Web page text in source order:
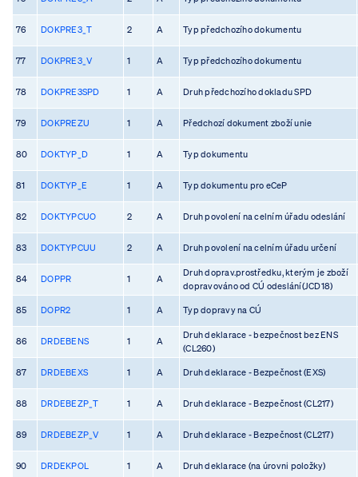
76 DOKPRE3_T 2 A Typ předchozího dokumentu
77 DOKPRE3_V 1 A Typ předchozího dokumentu
78 DOKPRE3SPD 1 A Druh předchozího dokladu SPD
79 DOKPREZU 1 A Předchozí dokument zboží unie
80 DOKTYP_D 1 A Typ dokumentu
81 DOKTYP_E 1 A Typ dokumentu pro eCeP
82 DOKTYPCUO 2 A Druh povolení na celním úřadu odeslání
83 DOKTYPCUU 2 A Druh povolení na celním úřadu určení
84 DOPPR 1 A
Druh doprav.prostředku, kterým je zboží
dopravováno od CÚ odeslání(JCD18)
85 DOPR2 1 A Typ dopravy na CÚ
86 DRDEBENS 1 A
Druh deklarace - bezpečnost bez ENS
(CL260)
87 DRDEBEXS 1 A Druh deklarace - Bezpečnost (EXS)
88 DRDEBEZP_T 1 A Druh deklarace - Bezpečnost (CL217)
89 DRDEBEZP_V 1 A Druh deklarace - Bezpečnost (CL217)
90 DRDEKPOL 1 A Druh deklarace (na úrovni položky)